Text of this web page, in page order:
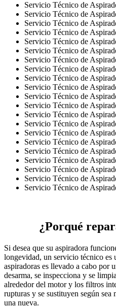
Servicio Técnico de
Servicio Técnico de
Servicio Técnico de
Servicio Técnico de
Servicio Técnico de
Servicio Técnico de
Servicio Técnico de
Servicio Técnico de
Servicio Técnico de
Servicio Técnico de
Servicio Técnico de
Servicio Técnico de
Servicio Técnico de
Servicio Técnico de
Servicio Técnico de
Servicio Técnico de
Servicio Técnico de
Servicio Técnico de
Servicio Técnico de
Servicio Técnico de
Servicio Técnico de
¿Porqué
Si desea que su aspiradora
longevidad, un servicio técnico es
aspiradoras es llevado a cabo por
desarma, se inspecciona y se
alrededor del motor y los filtros
rupturas y se sustituyen según
una nueva.